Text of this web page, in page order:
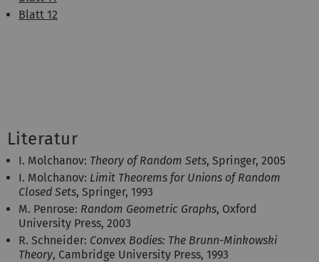
Blatt 12
Literatur
I. Molchanov: Theory of Random Sets, Springer, 2005
I. Molchanov: Limit Theorems for Unions of Random
Closed Sets, Springer, 1993
M. Penrose: Random Geometric Graphs, Oxford
University Press, 2003
R. Schneider: Convex Bodies: The Brunn-Minkowski
Theory, Cambridge University Press, 1993